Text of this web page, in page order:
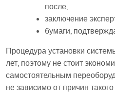
после;
заключение
бумаги,
Процедура установки
лет, поэтому не стоит
самостоятельным
не зависимо от причин